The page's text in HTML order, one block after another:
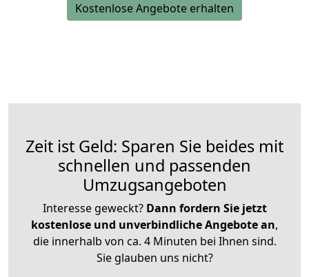
Kostenlose Angebote erhalten
Zeit ist Geld: Sparen Sie beides mit
schnellen und passenden
Umzugsangeboten
Interesse geweckt? Dann fordern Sie jetzt
kostenlose und unverbindliche Angebote an,
die innerhalb von ca. 4 Minuten bei Ihnen sind.
Sie glauben uns nicht?